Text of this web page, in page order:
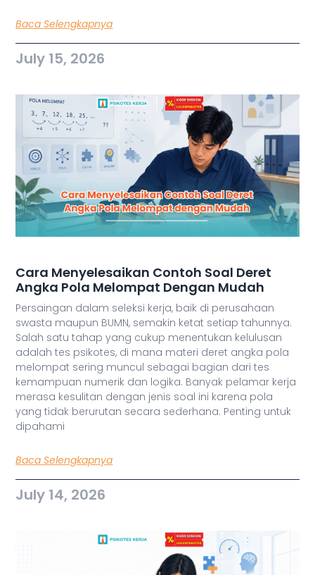
Baca Selengkapnya
July 15, 2026
Cara Menyelesaikan Contoh Soal Deret
Angka Pola Melompat Dengan Mudah
Persaingan dalam seleksi kerja, baik di perusahaan
swasta maupun BUMN, semakin ketat setiap tahunnya.
Salah satu tahap yang cukup menentukan kelulusan
adalah tes psikotes, di mana materi deret angka pola
melompat sering muncul sebagai bagian dari tes
kemampuan numerik dan logika. Banyak pelamar kerja
merasa kesulitan dengan jenis soal ini karena pola
yang tidak berurutan secara sederhana. Penting untuk
dipahami
Baca Selengkapnya
July 14, 2026